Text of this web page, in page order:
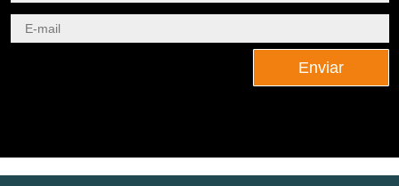
Enviar